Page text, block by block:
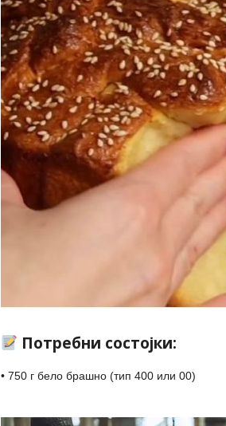
Потребни состојки:
• 750 г бело брашно (тип 400 или 00)